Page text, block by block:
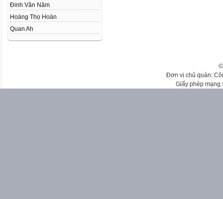
Đinh Văn Năm
Hoàng Thọ Hoàn
Quan Ah
Đơn vị chủ quản:
Giấy phép mạng